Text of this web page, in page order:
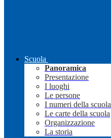
Scuola
Panoramica
Presentazione
I luoghi
Le persone
I numeri della scuola
Le carte della scuola
Organizzazione
La storia